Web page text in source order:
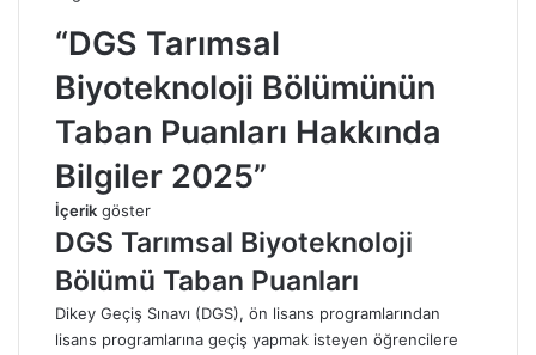
“DGS Tarımsal
Biyoteknoloji Bölümünün
Taban Puanları Hakkında
Bilgiler 2025”
İçerik göster
DGS Tarımsal Biyoteknoloji
Bölümü Taban Puanları
Dikey Geçiş Sınavı (DGS), ön lisans programlarından
lisans programlarına geçiş yapmak isteyen öğrencilere